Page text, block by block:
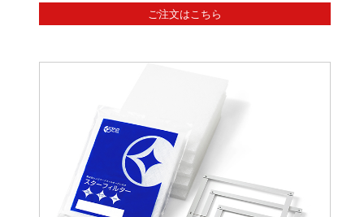
ご注文はこちら